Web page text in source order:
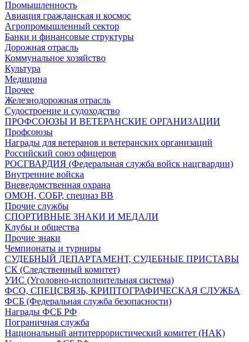
Промышленность
Авиация гражданская и космос
Агропромышленный сектор
Банки и финансовые структуры
Дорожная отрасль
Коммунальное хозяйство
Культура
Медицина
Прочее
Железнодорожная отрасль
Судостроение и судоходство
ПРОФСОЮЗЫ И ВЕТЕРАНСКИЕ ОРГАНИЗАЦИИ
Профсоюзы
Награды для ветеранов и ветеранских организаций
Российский союз офицеров
РОСГВАРДИЯ (Федеральная служба войск нацгвардии)
Внутренние войска
Вневедомственная охрана
ОМОН, СОБР, спецназ ВВ
Прочие службы
СПОРТИВНЫЕ ЗНАКИ И МЕДАЛИ
Клубы и общества
Прочие знаки
Чемпионаты и турниры
СУДЕБНЫЙ ДЕПАРТАМЕНТ, СУДЕБНЫЕ ПРИСТАВЫ
СК (Следственный комитет)
УИС (Уголовно-исполнительная система)
ФСО, СПЕЦСВЯЗЬ, КРИПТОГРАФИЧЕСКАЯ СЛУЖБА
ФСБ (Федеральная служба безопасности)
Награды ФСБ РФ
Пограничная служба
Национальный антитеррористический комитет (НАК)